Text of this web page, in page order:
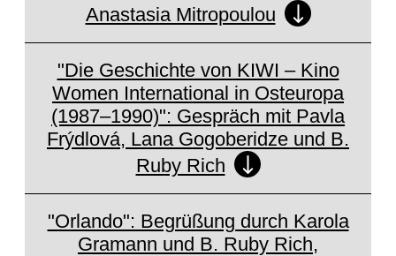
Set cookie to view
Anastasia Mitropoulou
Set cookie to view
External Media (Vimeo)
"Die Geschichte von KIWI – Kino
Women International in Osteuropa
(1987–1990)": Gespräch mit Pavla
Frýdlová, Lana Gogoberidze und B.
Ruby Rich
"Orlando": Begrüßung durch Karola
Gramann und B. Ruby Rich,